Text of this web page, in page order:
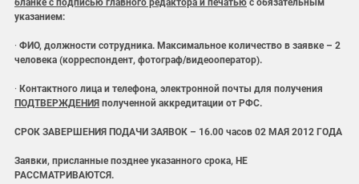
бланке с подписью главного редактора и печатью с обязательным
указанием:
· ФИО, должности сотрудника. Максимальное количество в заявке – 2
человека (корреспондент, фотограф/видеооператор).
· Контактного лица и телефона, электронной почты для получения
ПОДТВЕРЖДЕНИЯ полученной аккредитации от РФС.
СРОК ЗАВЕРШЕНИЯ ПОДАЧИ ЗАЯВОК – 16.00 часов 02 МАЯ 2012 ГОДА
Заявки, присланные позднее указанного срока, НЕ
РАССМАТРИВАЮТСЯ.